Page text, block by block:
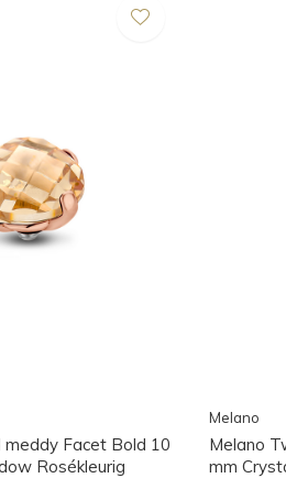
Facet Bold 10
Rosékleurig
Melano
Melano
mm